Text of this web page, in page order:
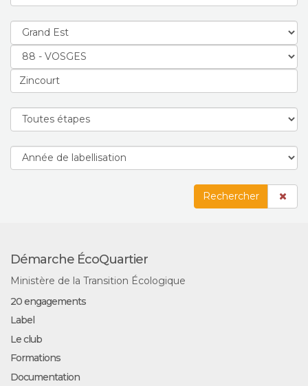
Rechercher
Démarche ÉcoQuartier
Ministère de la Transition Écologique
20 engagements
Label
Le club
Formations
Documentation